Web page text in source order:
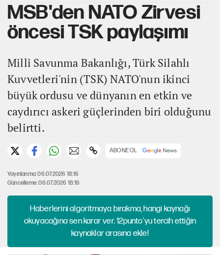
MSB'den NATO Zirvesi
öncesi TSK paylaşımı
Milli Savunma Bakanlığı, Türk Silahlı
Kuvvetleri'nin (TSK) NATO'nun ikinci
büyük ordusu ve dünyanın en etkin ve
caydırıcı askeri güçlerinden biri olduğunu
belirtti.
ABONE OL
Yayınlanma: 06.07.2026 18:16
Güncelleme: 06.07.2026 18:16
Haberlerini algoritmaya bırakma, hangi kaynağı
okuyacağına sen karar ver. 12punto'yu tercih ettiğin
kaynaklar arasına ekle!